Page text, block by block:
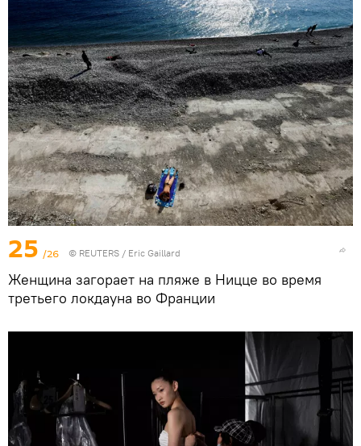
25 /26 © REUTERS / Eric Gaillard
Женщина загорает на пляже в Ницце во время
третьего локдауна во Франции